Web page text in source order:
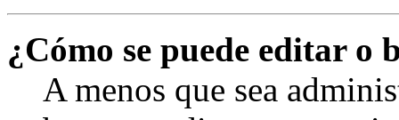
¿Cómo se puede editar o
A menos que sea